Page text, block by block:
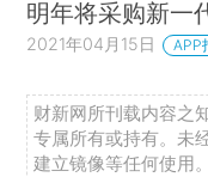
明年将采购新一
2021年04月15日 APP
财新网所刊载内容之
专属所有或持有。未
建立镜像等任何使用。